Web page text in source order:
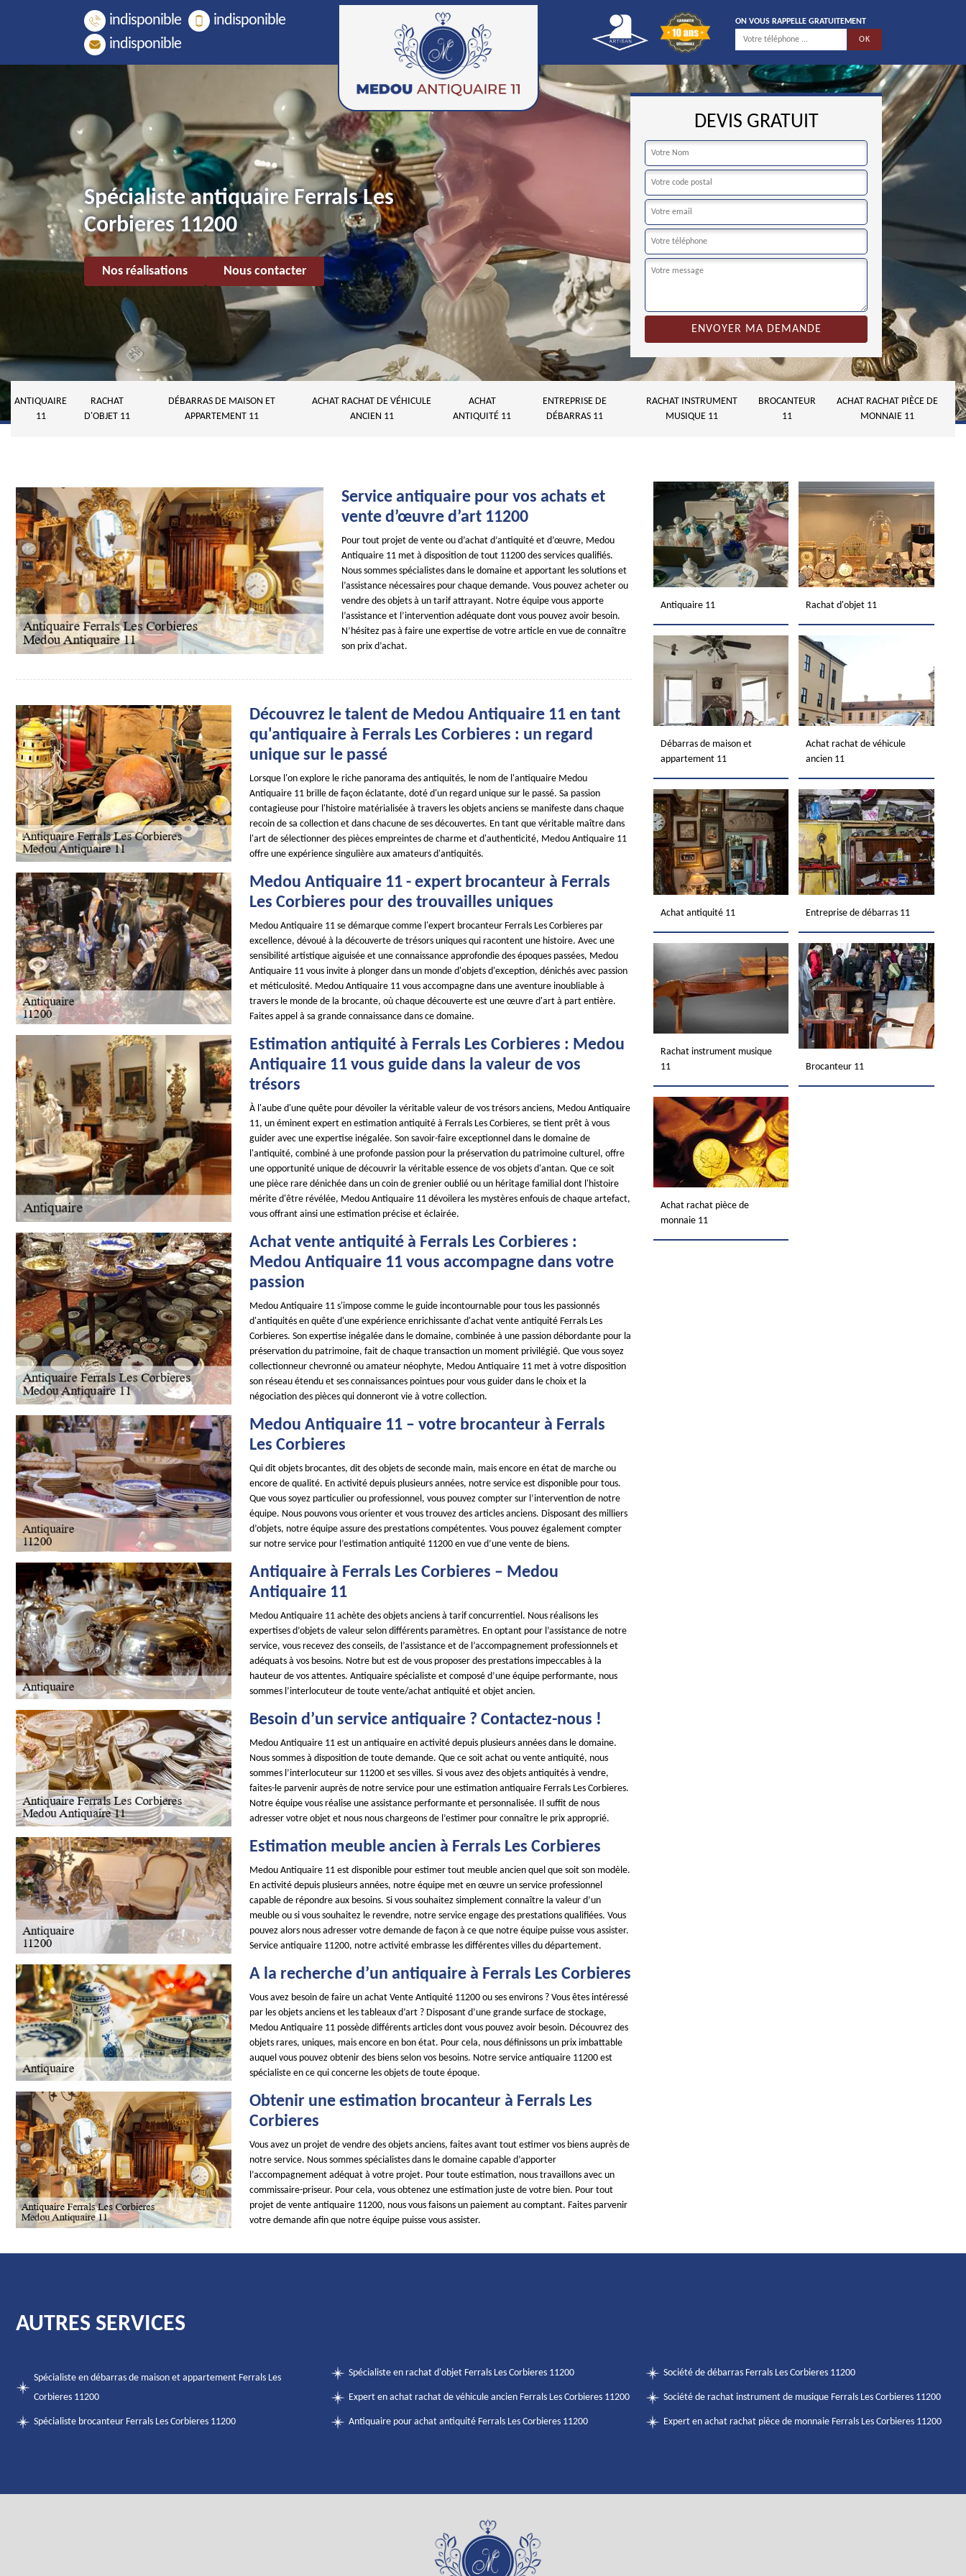
indisponible
indisponible
indisponible
ON VOUS RAPPELLE GRATUITEMENT
Spécialiste antiquaire Ferrals Les
Corbieres 11200
Nos réalisations Nous contacter
DEVIS GRATUIT
ANTIQUAIRE
11
RACHAT
D'OBJET 11
DÉBARRAS DE MAISON ET
APPARTEMENT 11
ACHAT RACHAT DE VÉHICULE
ANCIEN 11
ACHAT
ANTIQUITÉ 11
ENTREPRISE DE
DÉBARRAS 11
RACHAT INSTRUMENT
MUSIQUE 11
BROCANTEUR
11
ACHAT RACHAT PIÈCE DE
MONNAIE 11
Service antiquaire pour vos achats et
vente d’œuvre d’art 11200
Pour tout projet de vente ou d’achat d’antiquité et d’œuvre, Medou
Antiquaire 11 met à disposition de tout 11200 des services qualifiés.
Nous sommes spécialistes dans le domaine et apportant les solutions et
l’assistance nécessaires pour chaque demande. Vous pouvez acheter ou
vendre des objets à un tarif attrayant. Notre équipe vous apporte
l’assistance et l’intervention adéquate dont vous pouvez avoir besoin.
N’hésitez pas à faire une expertise de votre article en vue de connaître
son prix d’achat.
Découvrez le talent de Medou Antiquaire 11 en tant
qu'antiquaire à Ferrals Les Corbieres : un regard
unique sur le passé
Lorsque l'on explore le riche panorama des antiquités, le nom de l'antiquaire Medou
Antiquaire 11 brille de façon éclatante, doté d'un regard unique sur le passé. Sa passion
contagieuse pour l'histoire matérialisée à travers les objets anciens se manifeste dans chaque
recoin de sa collection et dans chacune de ses découvertes. En tant que véritable maître dans
l'art de sélectionner des pièces empreintes de charme et d'authenticité, Medou Antiquaire 11
offre une expérience singulière aux amateurs d'antiquités.
Medou Antiquaire 11 - expert brocanteur à Ferrals
Les Corbieres pour des trouvailles uniques
Medou Antiquaire 11 se démarque comme l'expert brocanteur Ferrals Les Corbieres par
excellence, dévoué à la découverte de trésors uniques qui racontent une histoire. Avec une
sensibilité artistique aiguisée et une connaissance approfondie des époques passées, Medou
Antiquaire 11 vous invite à plonger dans un monde d'objets d'exception, dénichés avec passion
et méticulosité. Medou Antiquaire 11 vous accompagne dans une aventure inoubliable à
travers le monde de la brocante, où chaque découverte est une œuvre d'art à part entière.
Faites appel à sa grande connaissance dans ce domaine.
Estimation antiquité à Ferrals Les Corbieres : Medou
Antiquaire 11 vous guide dans la valeur de vos
trésors
À l'aube d'une quête pour dévoiler la véritable valeur de vos trésors anciens, Medou Antiquaire
11, un éminent expert en estimation antiquité à Ferrals Les Corbieres, se tient prêt à vous
guider avec une expertise inégalée. Son savoir-faire exceptionnel dans le domaine de
l'antiquité, combiné à une profonde passion pour la préservation du patrimoine culturel, offre
une opportunité unique de découvrir la véritable essence de vos objets d'antan. Que ce soit
une pièce rare dénichée dans un coin de grenier oublié ou un héritage familial dont l'histoire
mérite d'être révélée, Medou Antiquaire 11 dévoilera les mystères enfouis de chaque artefact,
vous offrant ainsi une estimation précise et éclairée.
Achat vente antiquité à Ferrals Les Corbieres :
Medou Antiquaire 11 vous accompagne dans votre
passion
Medou Antiquaire 11 s'impose comme le guide incontournable pour tous les passionnés
d'antiquités en quête d'une expérience enrichissante d'achat vente antiquité Ferrals Les
Corbieres. Son expertise inégalée dans le domaine, combinée à une passion débordante pour la
préservation du patrimoine, fait de chaque transaction un moment privilégié. Que vous soyez
collectionneur chevronné ou amateur néophyte, Medou Antiquaire 11 met à votre disposition
son réseau étendu et ses connaissances pointues pour vous guider dans le choix et la
négociation des pièces qui donneront vie à votre collection.
Medou Antiquaire 11 – votre brocanteur à Ferrals
Les Corbieres
Qui dit objets brocantes, dit des objets de seconde main, mais encore en état de marche ou
encore de qualité. En activité depuis plusieurs années, notre service est disponible pour tous.
Que vous soyez particulier ou professionnel, vous pouvez compter sur l’intervention de notre
équipe. Nous pouvons vous orienter et vous trouvez des articles anciens. Disposant des milliers
d’objets, notre équipe assure des prestations compétentes. Vous pouvez également compter
sur notre service pour l’estimation antiquité 11200 en vue d’une vente de biens.
Antiquaire à Ferrals Les Corbieres – Medou
Antiquaire 11
Medou Antiquaire 11 achète des objets anciens à tarif concurrentiel. Nous réalisons les
expertises d’objets de valeur selon différents paramètres. En optant pour l’assistance de notre
service, vous recevez des conseils, de l’assistance et de l’accompagnement professionnels et
adéquats à vos besoins. Notre but est de vous proposer des prestations impeccables à la
hauteur de vos attentes. Antiquaire spécialiste et composé d’une équipe performante, nous
sommes l’interlocuteur de toute vente/achat antiquité et objet ancien.
Besoin d’un service antiquaire ? Contactez-nous !
Medou Antiquaire 11 est un antiquaire en activité depuis plusieurs années dans le domaine.
Nous sommes à disposition de toute demande. Que ce soit achat ou vente antiquité, nous
sommes l’interlocuteur sur 11200 et ses villes. Si vous avez des objets antiquités à vendre,
faites-le parvenir auprès de notre service pour une estimation antiquaire Ferrals Les Corbieres.
Notre équipe vous réalise une assistance performante et personnalisée. Il suffit de nous
adresser votre objet et nous nous chargeons de l’estimer pour connaître le prix approprié.
Estimation meuble ancien à Ferrals Les Corbieres
Medou Antiquaire 11 est disponible pour estimer tout meuble ancien quel que soit son modèle.
En activité depuis plusieurs années, notre équipe met en œuvre un service professionnel
capable de répondre aux besoins. Si vous souhaitez simplement connaître la valeur d’un
meuble ou si vous souhaitez le revendre, notre service engage des prestations qualifiées. Vous
pouvez alors nous adresser votre demande de façon à ce que notre équipe puisse vous assister.
Service antiquaire 11200, notre activité embrasse les différentes villes du département.
A la recherche d’un antiquaire à Ferrals Les Corbieres
Vous avez besoin de faire un achat Vente Antiquité 11200 ou ses environs ? Vous êtes intéressé
par les objets anciens et les tableaux d’art ? Disposant d’une grande surface de stockage,
Medou Antiquaire 11 possède différents articles dont vous pouvez avoir besoin. Découvrez des
objets rares, uniques, mais encore en bon état. Pour cela, nous définissons un prix imbattable
auquel vous pouvez obtenir des biens selon vos besoins. Notre service antiquaire 11200 est
spécialiste en ce qui concerne les objets de toute époque.
Obtenir une estimation brocanteur à Ferrals Les
Corbieres
Vous avez un projet de vendre des objets anciens, faites avant tout estimer vos biens auprès de
notre service. Nous sommes spécialistes dans le domaine capable d’apporter
l’accompagnement adéquat à votre projet. Pour toute estimation, nous travaillons avec un
commissaire-priseur. Pour cela, vous obtenez une estimation juste de votre bien. Pour tout
projet de vente antiquaire 11200, nous vous faisons un paiement au comptant. Faites parvenir
votre demande afin que notre équipe puisse vous assister.
Antiquaire 11 Rachat d'objet 11
Débarras de maison et
appartement 11
Achat rachat de véhicule
ancien 11
Achat antiquité 11 Entreprise de débarras 11
Rachat instrument musique
11
Brocanteur 11
Achat rachat pièce de
monnaie 11
AUTRES SERVICES
Spécialiste en débarras de maison et appartement Ferrals Les
Corbieres 11200
Spécialiste brocanteur Ferrals Les Corbieres 11200
Spécialiste en rachat d'objet Ferrals Les Corbieres 11200
Expert en achat rachat de véhicule ancien Ferrals Les Corbieres 11200
Antiquaire pour achat antiquité Ferrals Les Corbieres 11200
Société de débarras Ferrals Les Corbieres 11200
Société de rachat instrument de musique Ferrals Les Corbieres 11200
Expert en achat rachat pièce de monnaie Ferrals Les Corbieres 11200